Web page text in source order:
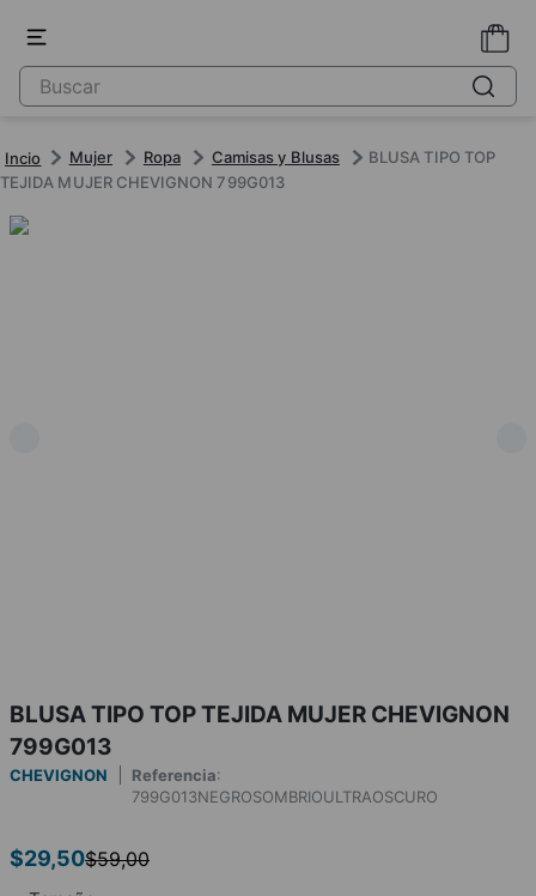
Mujer Ropa Camisas y Blusas
BLUSA TIPO TOP
TEJIDA MUJER CHEVIGNON 799G013
BLUSA TIPO TOP TEJIDA MUJER CHEVIGNON
799G013
CHEVIGNON Referencia:
799G013NEGROSOMBRIOULTRAOSCURO
$29,50$59,00